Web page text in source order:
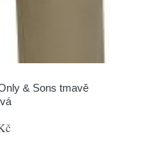
& Sons tmavě